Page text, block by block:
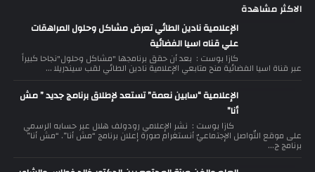
الاكثر مشاهدة
الإعلامية نادين الطائي تعرض مشاكل وحلول المراهقات
علي قناه اسيا الفضائية
كازا بوست : بعد أن حقق برنامجها "مشاكل وحلول"نجاحا كبيراً
عبر قناة اسيا الفضائية منح متابعي الإعلامية نادين الطائي لقب سيندريلا ...
الإعلامية “سابين نعمة” تستعد لإطلاق برنامج جديد ” مش
أنا”
كازا بوست : نشر الإعلامي رودولف هلال عبر حسابه الرسمي
على موقع التّواصل الإجتماعيّ أنستغرام صورة إعلان برنامج “مش أنا”. “مش أنا”
برنامج ج...